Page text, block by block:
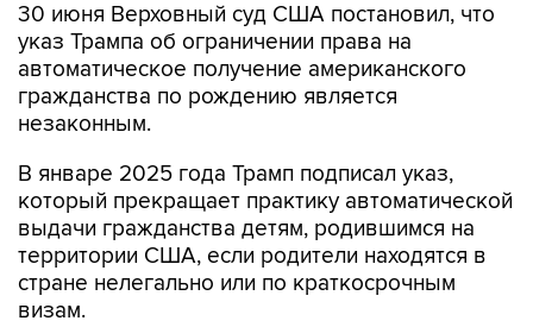
30 июня Верховный суд США постановил, что
указ Трампа об ограничении права на
автоматическое получение американского
гражданства по рождению является
незаконным.
В январе 2025 года Трамп подписал указ,
который прекращает практику автоматической
выдачи гражданства детям, родившимся на
территории США, если родители находятся в
стране нелегально или по краткосрочным
визам.